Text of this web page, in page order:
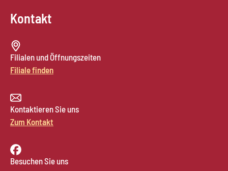
Kontakt
Filialen und Öffnungszeiten
Filiale finden
Kontaktieren Sie uns
Zum Kontakt
Besuchen Sie uns